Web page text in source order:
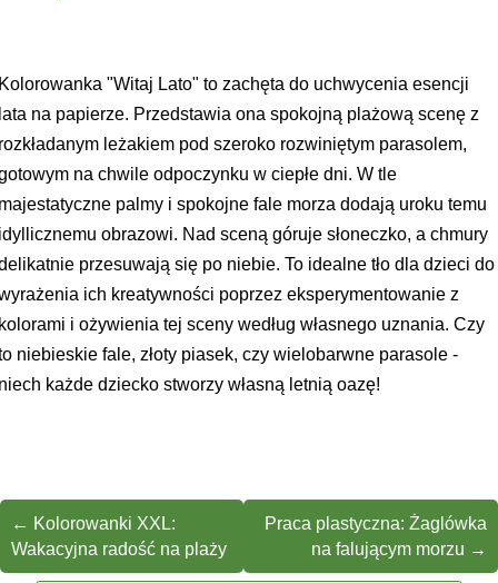
"Witaj Lato" to zachęta do uchwycenia esencji
na papierze. Przedstawia ona spokojną plażową scenę z
leżakiem pod szeroko rozwiniętym parasolem,
na chwile odpoczynku w ciepłe dni. W tle
palmy i spokojne fale morza dodają uroku temu
obrazowi. Nad sceną góruje słoneczko, a chmury
przesuwają się po niebie. To idealne tło dla dzieci do
ich kreatywności poprzez eksperymentowanie z
i ożywienia tej sceny według własnego uznania. Czy
niebieskie fale, złoty piasek, czy wielobarwne parasole -
każde dziecko stworzy własną letnią oazę!
← Kolorowanki XXL:
Wakacyjna radość na plaży
Praca plastyczna: Żaglówka
na falującym morzu →